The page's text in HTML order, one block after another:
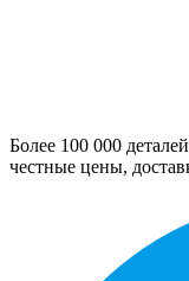
Более 100 000
честные цены,